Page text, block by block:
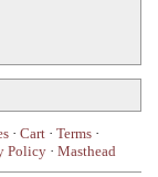
· Cart · Terms ·
Policy · Masthead